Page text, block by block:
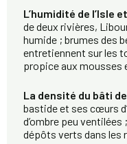
L’humidité de l’Isle
de deux rivières,
humide ; brumes des
entretiennent sur les
propice aux mousses
La densité du bâti
bastide et ses cœurs
d’ombre peu
dépôts verts dans les